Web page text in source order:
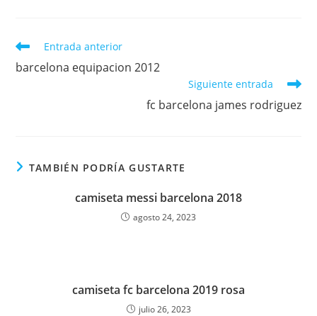
Leer
artículos
Entrada anterior
barcelona equipacion 2012
Siguiente entrada
fc barcelona james rodriguez
TAMBIÉN PODRÍA GUSTARTE
camiseta messi barcelona 2018
agosto 24, 2023
camiseta fc barcelona 2019 rosa
julio 26, 2023